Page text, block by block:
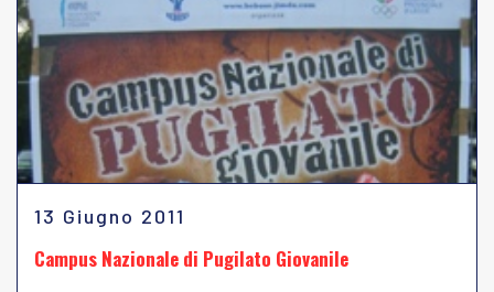
13 Giugno 2011
Campus Nazionale di Pugilato Giovanile